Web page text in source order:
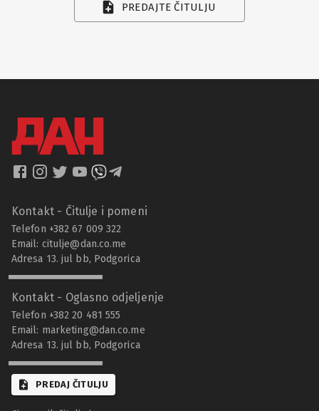
PREDAJTE ČITULJU
Kontakt - Čitulje i pomeni
Telefon +382 67 009 322
Email: citulje@dan.co.me
Adresa 13. jul bb, Podgorica
Kontakt - Oglasno odjeljenje
Telefon +382 20 481 555
Email: marketing@dan.co.me
Adresa 13. jul bb, Podgorica
PREDAJ ČITULJU